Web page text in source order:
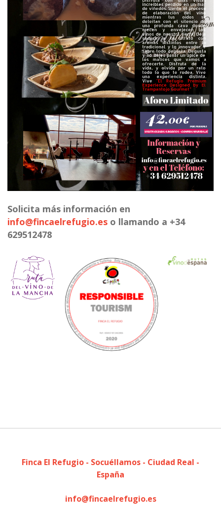
Solicita más información en
info@fincaelrefugio.es o llamando a +34
629512478
Finca El Refugio - Socuéllamos - Ciudad Real -
España
info@fincaelrefugio.es